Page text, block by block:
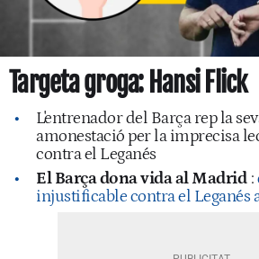
Targeta groga: Hansi Flick
L'entrenador del Barça rep la
amonestació per la imprecisa
contra el Leganés
El Barça dona vida al Madrid :
injustificable contra el Leganés